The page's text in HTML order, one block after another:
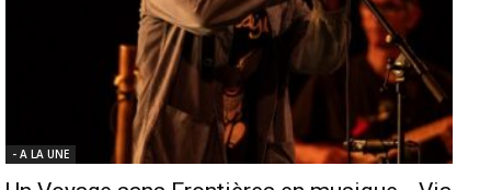
- A LA UNE